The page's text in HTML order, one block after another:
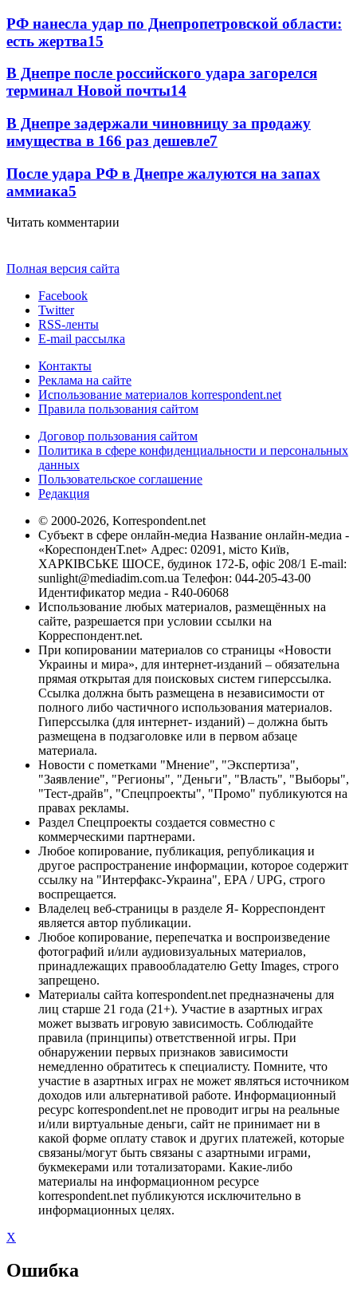
РФ нанесла удар по Днепропетровской области:
есть жертва15
В Днепре после российского удара загорелся
терминал Новой почты14
В Днепре задержали чиновницу за продажу
имущества в 166 раз дешевле7
После удара РФ в Днепре жалуются на запах
аммиака5
Читать комментарии
Полная версия сайта
Facebook
Twitter
RSS-ленты
E-mail рассылка
Контакты
Реклама на сайте
Использование материалов korrespondent.net
Правила пользования сайтом
Договор пользования сайтом
Политика в сфере конфиденциальности и персональных
данных
Пользовательское соглашение
Редакция
© 2000-2026, Korrespondent.net
Субъект в сфере онлайн-медиа Название онлайн-медиа -
«КореспонденТ.net» Адрес: 02091, місто Київ,
ХАРКІВСЬКЕ ШОСЕ, будинок 172-Б, офіс 208/1 E-mail:
sunlight@mediadim.com.ua Телефон: 044-205-43-00
Идентификатор медиа - R40-06068
Использование любых материалов, размещённых на
сайте, разрешается при условии ссылки на
Корреспондент.net.
При копировании материалов со страницы «Новости
Украины и мира», для интернет-изданий – обязательна
прямая открытая для поисковых систем гиперссылка.
Ссылка должна быть размещена в независимости от
полного либо частичного использования материалов.
Гиперссылка (для интернет- изданий) – должна быть
размещена в подзаголовке или в первом абзаце
материала.
Новости с пометками "Мнение", "Экспертиза",
"Заявление", "Регионы", "Деньги", "Власть", "Выборы",
"Тест-драйв", "Спецпроекты", "Промо" публикуются на
правах рекламы.
Раздел Спецпроекты создается совместно с
коммерческими партнерами.
Любое копирование, публикация, републикация и
другое распространение информации, которое содержит
ссылку на "Интерфакс-Украина", EPA / UPG, строго
воспрещается.
Владелец веб-страницы в разделе Я- Корреспондент
является автор публикации.
Любое копирование, перепечатка и воспроизведение
фотографий и/или аудиовизуальных материалов,
принадлежащих правообладателю Getty Images, строго
запрещено.
Материалы сайта korrespondent.net предназначены для
лиц старше 21 года (21+). Участие в азартных играх
может вызвать игровую зависимость. Соблюдайте
правила (принципы) ответственной игры. При
обнаружении первых признаков зависимости
немедленно обратитесь к специалисту. Помните, что
участие в азартных играх не может являться источником
доходов или альтернативой работе. Информационный
ресурс korrespondent.net не проводит игры на реальные
и/или виртуальные деньги, сайт не принимает ни в
какой форме оплату ставок и других платежей, которые
связаны/могут быть связаны с азартными играми,
букмекерами или тотализаторами. Какие-либо
материалы на информационном ресурсе
korrespondent.net публикуются исключительно в
информационных целях.
X
Ошибка